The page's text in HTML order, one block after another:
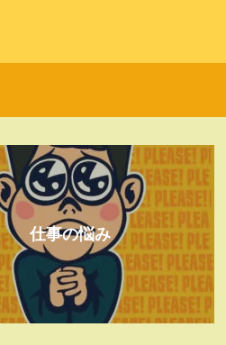
仕事の悩み